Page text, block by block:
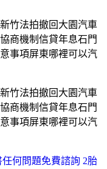
竹法拍撤回大園汽車
商機制信貸年息石門
事項屏東哪裡可以汽
竹法拍撤回大園汽車
商機制信貸年息石門
事項屏東哪裡可以汽
何問題免費諮詢 2胎